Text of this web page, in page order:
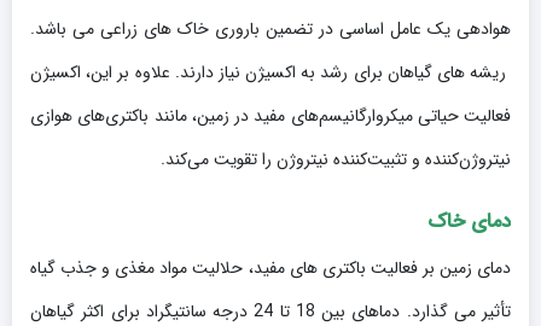
هوادهی یک عامل اساسی در تضمین باروری خاک های زراعی می باشد.
ریشه های گیاهان برای رشد به اکسیژن نیاز دارند. علاوه بر این، اکسیژن
فعالیت حیاتی میکروارگانیسم‌های مفید در زمین، مانند باکتری‌های هوازی
نیتروژن‌کننده و تثبیت‌کننده نیتروژن را تقویت می‌کند.
دمای خاک
دمای زمین بر فعالیت باکتری های مفید، حلالیت مواد مغذی و جذب گیاه
تأثیر می گذارد. دماهای بین 18 تا 24 درجه سانتیگراد برای اکثر گیاهان